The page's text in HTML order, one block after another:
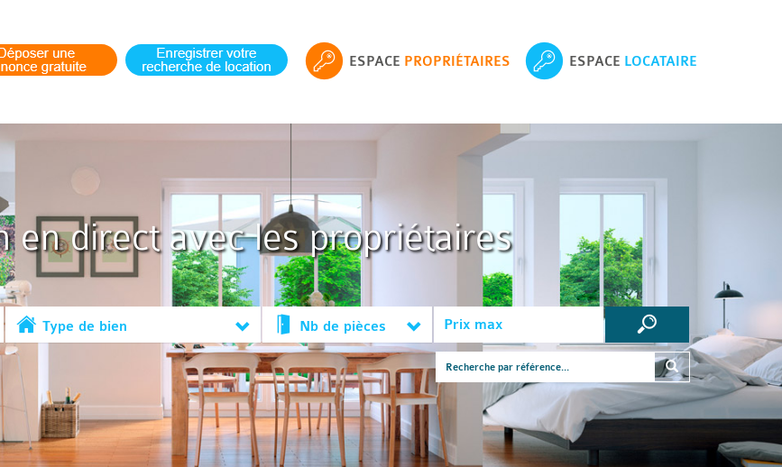
ESPACE PROPRIÉTAIRES ESPACE LOCATAIRE
en direct avec les propriétaires
Type de bien Nb de pièces